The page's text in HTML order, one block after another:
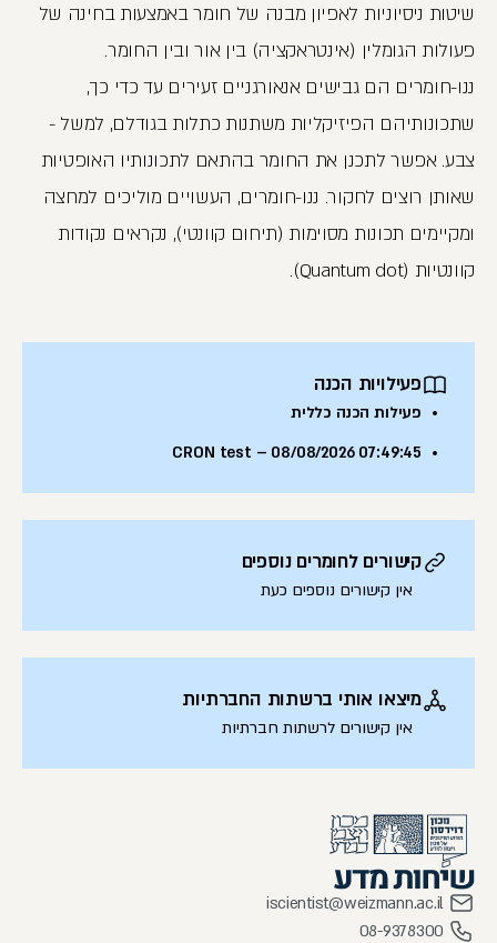
שיטות ניסיוניות לאפיון מבנה של חומר באמצעות בחינה של
פעולות הגומלין (אינטראקציה) בין אור ובין החומר.
ננו-חומרים הם גבישים אנאורגניים זעירים עד כדי כך,
שתכונותיהם הפיזיקליות משתנות כתלות בגודלם, למשל -
צבע. אפשר לתכנן את החומר בהתאם לתכונותיו האופטיות
שאותן רוצים לחקור. ננו-חומרים, העשויים מוליכים למחצה
ומקיימים תכונות מסוימות (תיחום קוונטי), נקראים נקודות
קוונטיות (Quantum dot).
פעילויות הכנה
פעילות הכנה כללית
CRON test – 08/08/2026 07:49:45
קישורים לחומרים נוספים
אין קישורים נוספים כעת
מיצאו אותי ברשתות החברתיות
אין קישורים לרשתות חברתיות
08-9378300
iscientist@weizmann.ac.il